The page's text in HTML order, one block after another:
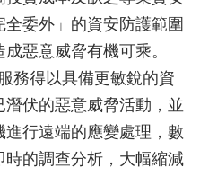
委外」的資安防護範圍
惡意威脅有機可乘。
務得以具備更敏銳的資
伏的惡意威脅活動，並
進行遠端的應變處理，數
的調查分析，大幅縮減